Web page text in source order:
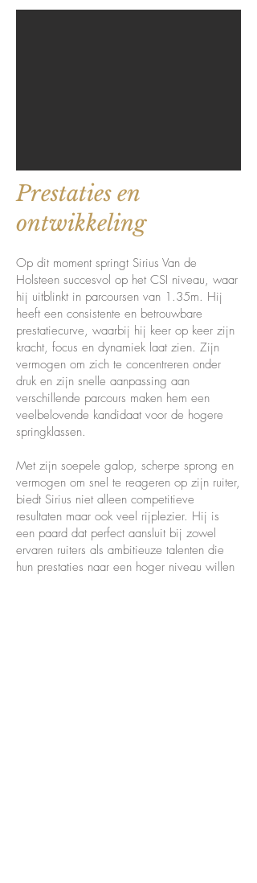
Prestaties en
ontwikkeling
Op dit moment springt Sirius Van de
Holsteen succesvol op het CSI niveau, waar
hij uitblinkt in parcoursen van 1.35m. Hij
heeft een consistente en betrouwbare
prestatiecurve, waarbij hij keer op keer zijn
kracht, focus en dynamiek laat zien. Zijn
vermogen om zich te concentreren onder
druk en zijn snelle aanpassing aan
verschillende parcours maken hem een
veelbelovende kandidaat voor de hogere
springklassen.
Met zijn soepele galop, scherpe sprong en
vermogen om snel te reageren op zijn ruiter,
biedt Sirius niet alleen competitieve
resultaten maar ook veel rijplezier. Hij is
een paard dat perfect aansluit bij zowel
ervaren ruiters als ambitieuze talenten die
hun prestaties naar een hoger niveau willen